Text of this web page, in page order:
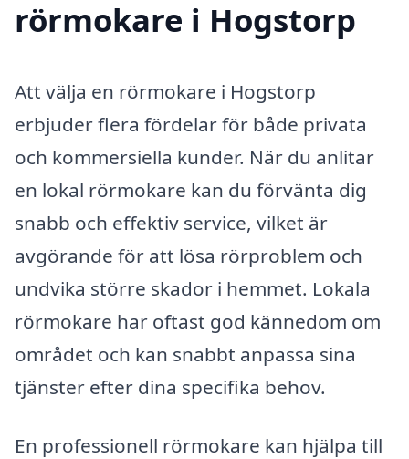
rörmokare i Hogstorp
Att välja en rörmokare i Hogstorp
erbjuder flera fördelar för både privata
och kommersiella kunder. När du anlitar
en lokal rörmokare kan du förvänta dig
snabb och effektiv service, vilket är
avgörande för att lösa rörproblem och
undvika större skador i hemmet. Lokala
rörmokare har oftast god kännedom om
området och kan snabbt anpassa sina
tjänster efter dina specifika behov.
En professionell rörmokare kan hjälpa till